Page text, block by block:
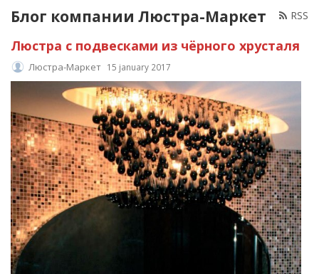
RSS
Блог компании Люстра-Маркет
Люстра с подвесками из чёрного хрусталя
Люстра-Маркет 15 january 2017